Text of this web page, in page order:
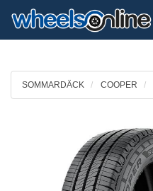
SOMMARDÄCK COOPER